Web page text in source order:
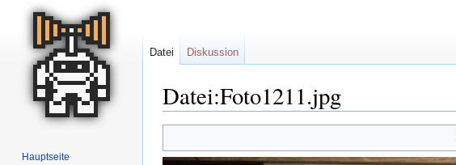
Datei:Foto1211.jpg
Navigation
Suche
Datei Diskussion
Hauptseite